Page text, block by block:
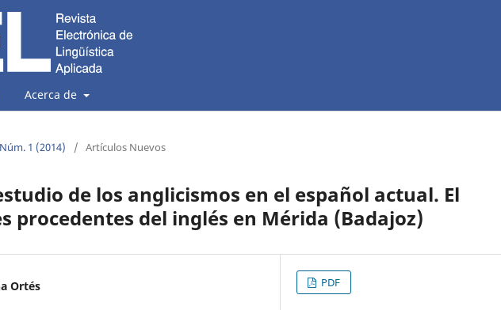
Acerca de
1 (2014) / Artículos Nuevos
de los anglicismos en el español actual. El
procedentes del inglés en Mérida (Badajoz)
Ortés PDF